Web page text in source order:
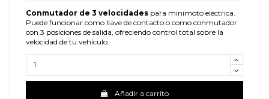
Conmutador de 3 velocidades para minimoto eléctrica.
Puede funcionar como llave de contacto o como conmutador
con 3 posiciones de salida, ofreciendo control total sobre la
velocidad de tu vehículo.
Añadir a carrito